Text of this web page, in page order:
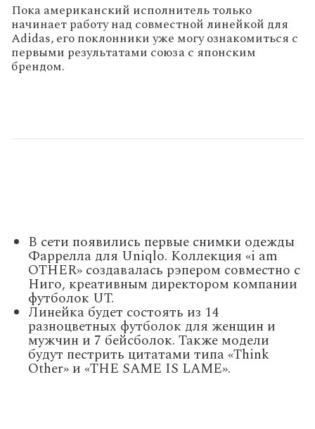
Пока американский исполнитель только
начинает работу над совместной линейкой для
Adidas, его поклонники уже могу ознакомиться с
первыми результатами союза с японским
брендом.
В сети появились первые снимки одежды
Фаррелла для Uniqlo. Коллекция «i am
OTHER» создавалась рэпером совместно с
Ниго, креативным директором компании
футболок UT.
Линейка будет состоять из 14
разноцветных футболок для женщин и
мужчин и 7 бейсболок. Также модели
будут пестрить цитатами типа «Think
Other» и «THE SAME IS LAME».